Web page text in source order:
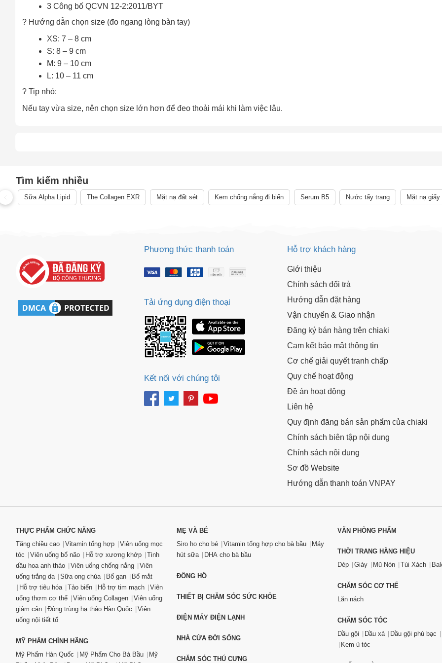
3 Công bố QCVN 12-2:2011/BYT
? Hướng dẫn chọn size (đo ngang lòng bàn tay)
XS: 7 – 8 cm
S: 8 – 9 cm
M: 9 – 10 cm
L: 10 – 11 cm
? Tip nhỏ:
Nếu tay vừa size, nên chọn size lớn hơn để đeo thoải mái khi làm việc lâu.
Tìm kiếm nhiều
Sữa Alpha Lipid The Collagen EXR Mặt nạ đất sét Kem chống nắng đi biển Serum B5 Nước tẩy trang Mặt nạ giấy
Phương thức thanh toán
Tải ứng dụng điện thoại
Kết nối với chúng tôi
Hỗ trợ khách hàng
Giới thiệu
Chính sách đổi trả
Hướng dẫn đặt hàng
Vận chuyển & Giao nhận
Đăng ký bán hàng trên chiaki
Cam kết bảo mật thông tin
Cơ chế giải quyết tranh chấp
Quy chế hoạt động
Đề án hoạt động
Liên hệ
Quy định đăng bán sản phẩm của chiaki
Chính sách biên tập nội dung
Chính sách nội dung
Sơ đồ Website
Hướng dẫn thanh toán VNPAY
THỰC PHẨM CHỨC NĂNG
Tăng chiều cao
Vitamin tổng hợp
Viên uống mọc
tóc
Viên uống bổ não Hỗ trợ xương khớp
Tinh
dầu hoa anh thảo
Viên uống chống nắng
Viên
uống trắng da
Sữa ong chúa Bổ gan
Bổ mắt
Hỗ trợ tiêu hóa
Tảo biển Hỗ trợ tim mạch
Viên
uống thơm cơ thể
Viên uống Collagen
Viên uống
giảm cân
Đông trùng hạ thảo Hàn Quốc
Viên
uống nội tiết tố
MỸ PHẨM CHÍNH HÃNG
Mỹ Phẩm Hàn Quốc
Mỹ Phẩm Cho Bà Bầu
Mỹ
MẸ VÀ BÉ
Siro ho cho bé
Vitamin tổng hợp cho bà bầu
Máy
hút sữa
DHA cho bà bầu
ĐỒNG HỒ
THIẾT BỊ CHĂM SÓC SỨC KHỎE
ĐIỆN MÁY ĐIỆN LẠNH
NHÀ CỬA ĐỜI SỐNG
CHĂM SÓC THÚ CƯNG
VĂN PHÒNG PHẨM
THỜI TRANG HÀNG HIỆU
Dép
Giày Mũ Nón Túi Xách
CHĂM SÓC CƠ THỂ
Lăn nách
CHĂM SÓC TÓC
Dầu gội
Dầu xả
Dầu gội phủ bạc
Kem ủ tóc